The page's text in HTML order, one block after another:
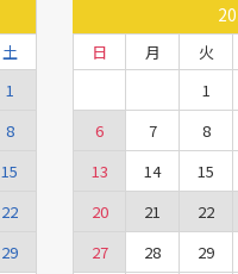
土
1
8
15
22
29
日 月 火
1
6
7 8
13
14 15
20
21 22
27
28 29